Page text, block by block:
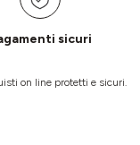
sicuri
on line protetti e sicuri.